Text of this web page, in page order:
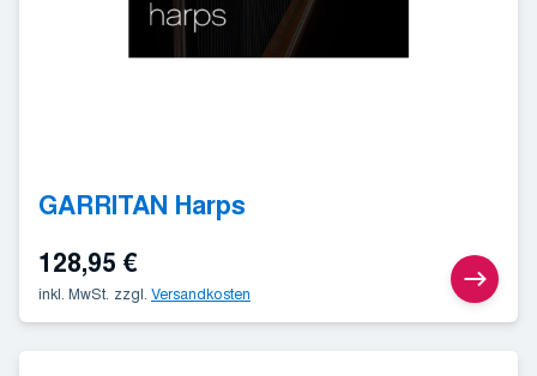
GARRITAN Harps
128,95 €
inkl. MwSt. zzgl. Versandkosten